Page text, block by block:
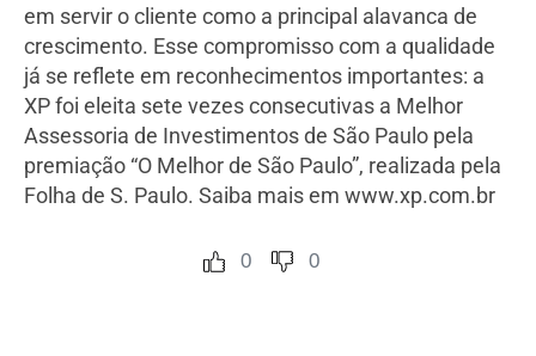
em servir o cliente como a principal alavanca de
crescimento. Esse compromisso com a qualidade
já se reflete em reconhecimentos importantes: a
XP foi eleita sete vezes consecutivas a Melhor
Assessoria de Investimentos de São Paulo pela
premiação “O Melhor de São Paulo”, realizada pela
Folha de S. Paulo. Saiba mais em www.xp.com.br
0 0